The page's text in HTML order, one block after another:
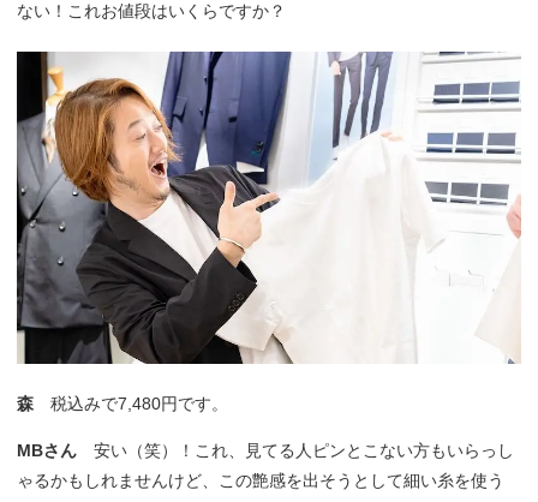
ない！これお値段はいくらですか？
森 税込みで7,480円です。
MBさん 安い（笑）！これ、見てる人ピンとこない方もいらっし
ゃるかもしれませんけど、この艶感を出そうとして細い糸を使う